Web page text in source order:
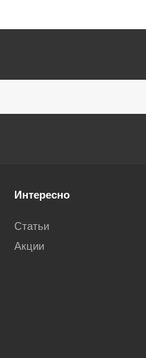
Интересно
Статьи
Акции